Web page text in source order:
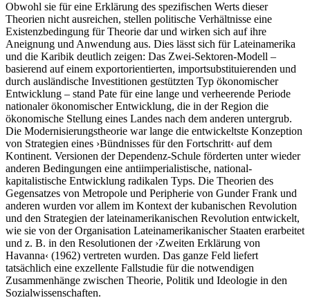
Obwohl sie für eine Erklärung des spezifischen Werts dieser
Theorien nicht ausreichen, stellen politische Verhältnisse eine
Existenzbedingung für Theorie dar und wirken sich auf ihre
Aneignung und Anwendung aus. Dies lässt sich für Lateinamerika
und die Karibik deutlich zeigen: Das Zwei-Sektoren-Modell –
basierend auf einem exportorientierten, importsubstituierenden und
durch ausländische Investitionen gestützten Typ ökonomischer
Entwicklung – stand Pate für eine lange und verheerende Periode
nationaler ökonomischer Entwicklung, die in der Region die
ökonomische Stellung eines Landes nach dem anderen untergrub.
Die Modernisierungstheorie war lange die entwickeltste Konzeption
von Strategien eines ›Bündnisses für den Fortschritt‹ auf dem
Kontinent. Versionen der Dependenz-Schule förderten unter wieder
anderen Bedingungen eine antiimperialistische, national-
kapitalistische Entwicklung radikalen Typs. Die Theorien des
Gegensatzes von Metropole und Peripherie von Gunder Frank und
anderen wurden vor allem im Kontext der kubanischen Revolution
und den Strategien der lateinamerikanischen Revolution entwickelt,
wie sie von der Organisation Lateinamerikanischer Staaten erarbeitet
und z. B. in den Resolutionen der ›Zweiten Erklärung von
Havanna‹ (1962) vertreten wurden. Das ganze Feld liefert
tatsächlich eine exzellente Fallstudie für die notwendigen
Zusammenhänge zwischen Theorie, Politik und Ideologie in den
Sozialwissenschaften.